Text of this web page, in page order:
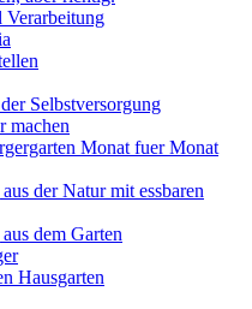
Verarbeitung
Selbstversorgung
machen
Monat fuer Monat
der Natur mit essbaren
dem Garten
Hausgarten